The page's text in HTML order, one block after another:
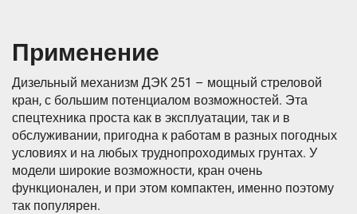
Применение
Дизельный механизм ДЭК 251 – мощный стреловой
кран, с большим потенциалом возможностей. Эта
спецтехника проста как в эксплуатации, так и в
обслуживании, пригодна к работам в разных погодных
условиях и на любых труднопроходимых грунтах. У
модели широкие возможности, кран очень
функционален, и при этом компактен, именно поэтому
так популярен.